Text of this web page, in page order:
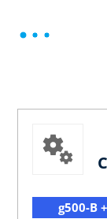
g500-B